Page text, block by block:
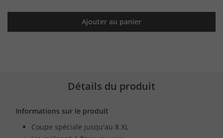
Ajouter au panier
Détails du produit
Informations sur le produit
Coupe spéciale jusqu'au 8 XL